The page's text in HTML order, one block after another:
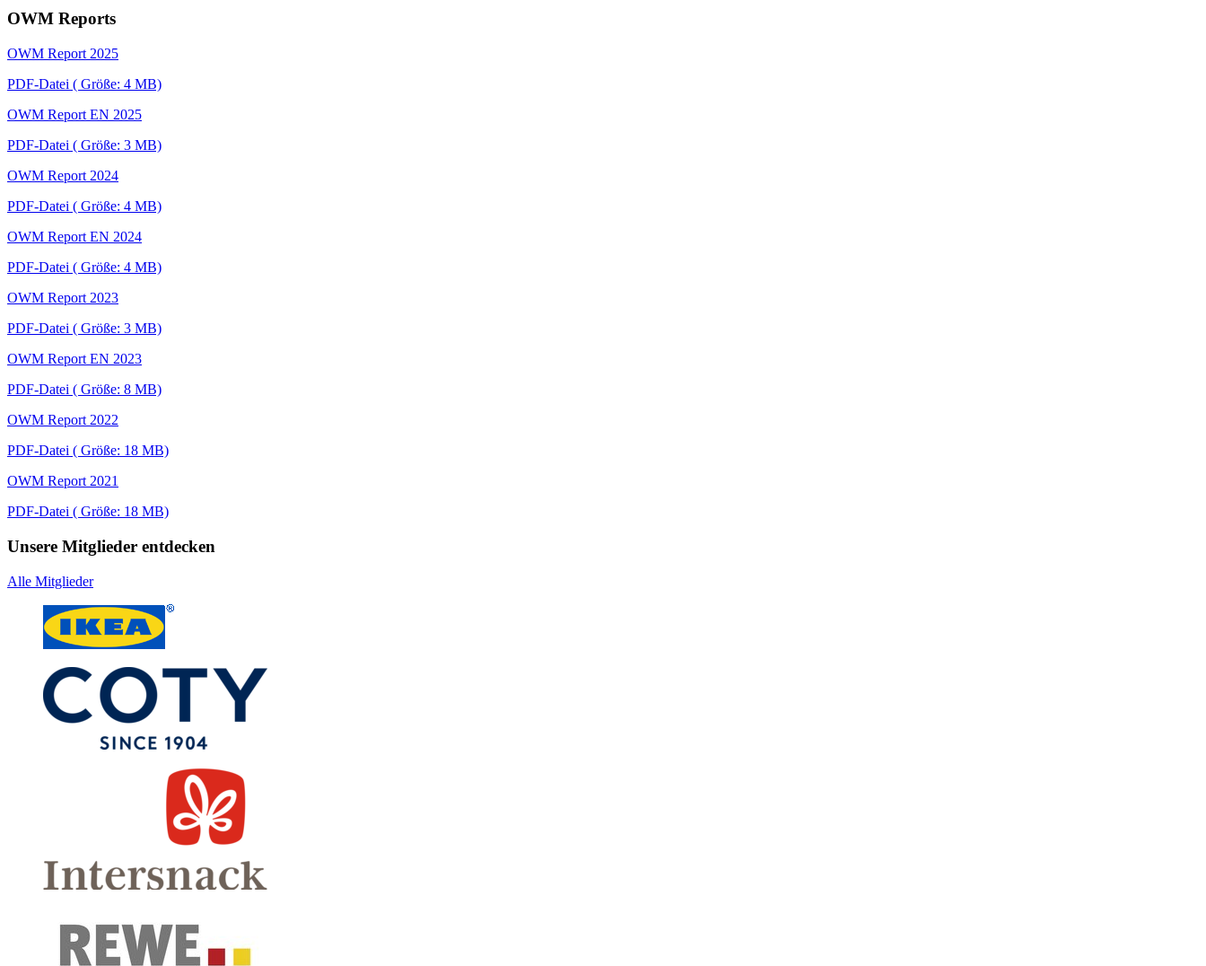
OWM Reports
OWM Report 2025
PDF-Datei ( Größe: 4 MB)
OWM Report EN 2025
PDF-Datei ( Größe: 3 MB)
OWM Report 2024
PDF-Datei ( Größe: 4 MB)
OWM Report EN 2024
PDF-Datei ( Größe: 4 MB)
OWM Report 2023
PDF-Datei ( Größe: 3 MB)
OWM Report EN 2023
PDF-Datei ( Größe: 8 MB)
OWM Report 2022
PDF-Datei ( Größe: 18 MB)
OWM Report 2021
PDF-Datei ( Größe: 18 MB)
Unsere Mitglieder entdecken
Alle Mitglieder